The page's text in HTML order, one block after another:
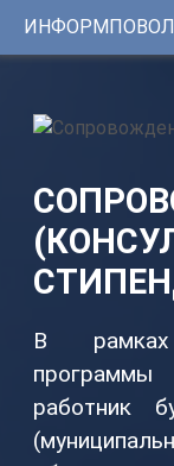
ЦКБ
37331-
0251
от
24.01.2014г.
канал
Telegram-
канал
Услуги
Программы
Уникальные
решения
В рамках
работник